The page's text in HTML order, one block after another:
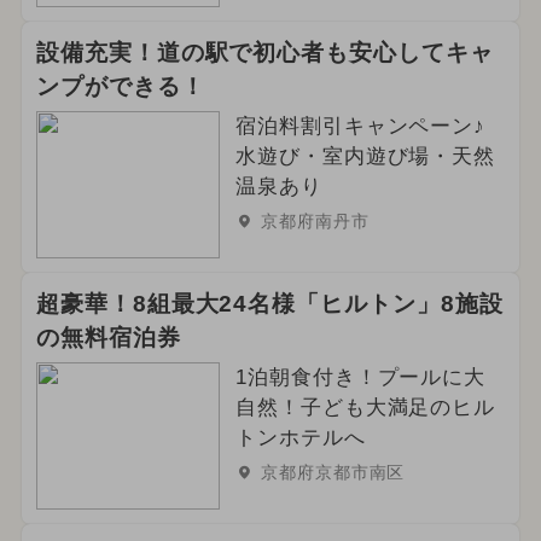
設備充実！道の駅で初心者も安心してキャ
ンプができる！
宿泊料割引キャンペーン♪
水遊び・室内遊び場・天然
温泉あり
京都府南丹市
超豪華！8組最大24名様「ヒルトン」8施設
の無料宿泊券
1泊朝食付き！プールに大
自然！子ども大満足のヒル
トンホテルへ
京都府京都市南区